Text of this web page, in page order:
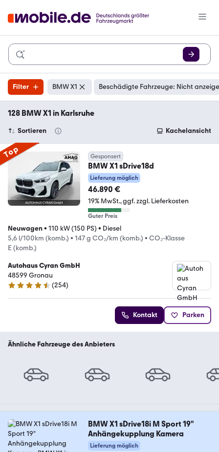
Filter BMW X1 Beschädigte Fahrzeuge: Nicht
128 BMW X1 in Karlsruhe
Sortieren Kachelansicht
Top Gesponsert
BMW X1 sDrive18d
Lieferung möglich
46.890 €
19% MwSt. ggf. zzgl. Lieferkosten
Guter Preis
Neuwagen• 110 kW (150 PS) • Diesel
5,6 l/100km (komb.) • 147 g CO₂/km (komb.) • CO₂-Klasse
E (komb.)
Autohaus Cyran GmbH
48599 Gronau
4.6 Sterne
(254)
Kontakt Parken
Ähnliche Fahrzeuge des Anbieters
BMW X1 sDrive18i M Sport 19"
Anhängekupplung Kamera
Lieferung möglich